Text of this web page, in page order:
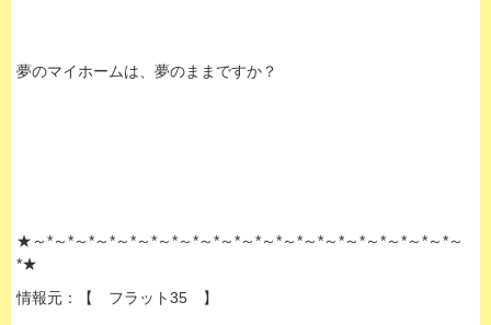
夢のマイホームは、夢のままですか？
★～*～*～*～*～*～*～*～*～*～*～*～*～*～*～*～*～*～*～*～*～
*★
情報元：
【 フラット35 】